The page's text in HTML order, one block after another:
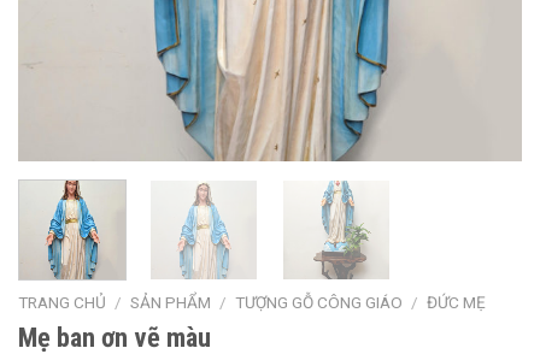
TRANG CHỦ / SẢN PHẨM / TƯỢNG GỖ CÔNG GIÁO / ĐỨC MẸ
Mẹ ban ơn vẽ màu